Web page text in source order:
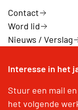
Contact
Word lid
Nieuws / Verslag
Interesse in het
Stuur een mail
het volgende